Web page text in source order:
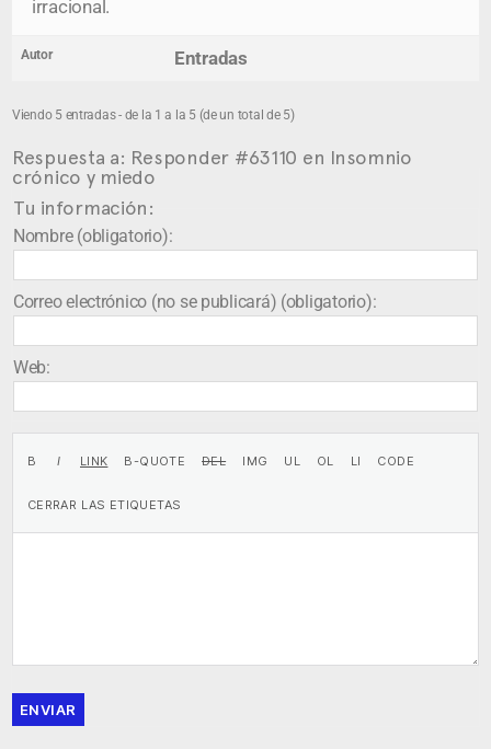
irracional.
Autor Entradas
Viendo 5 entradas - de la 1 a la 5 (de un total de 5)
Respuesta a: Responder #63110 en Insomnio
crónico y miedo
Tu información:
Nombre (obligatorio):
Correo electrónico (no se publicará) (obligatorio):
Web:
ENVIAR